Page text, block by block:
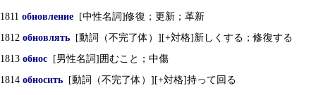
1811 обновление [中性名詞]修復；更新；革新
1812 обновлять [動詞（不完了体）][+対格]新しくする；修復する
1813 обнос [男性名詞]囲むこと；中傷
1814 обносить [動詞（不完了体）][+対格]持って回る